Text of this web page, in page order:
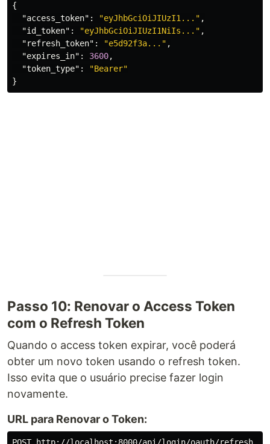
{
"access_token" : "eyJhbGciOiJIUzI1..." ,
"id_token" : "eyJhbGciOiJIUzI1NiIs..." ,
"refresh_token" : "e5d92f3a..." ,
"expires_in" : 3600,
"token_type" :
"Bearer"
}
Passo 10: Renovar o Access Token
com o Refresh Token
Quando o access token expirar, você poderá
obter um novo token usando o refresh token.
Isso evita que o usuário precise fazer login
novamente.
URL para Renovar o Token: